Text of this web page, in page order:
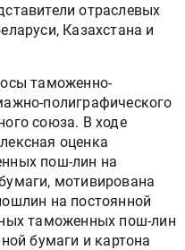
отраслевых
Казахстана и
таможенно-
полиграфического
союза. В ходе
оценка
пош-лин на
мотивирована
на постоянной
таможенных пош-лин
бумаги и картона